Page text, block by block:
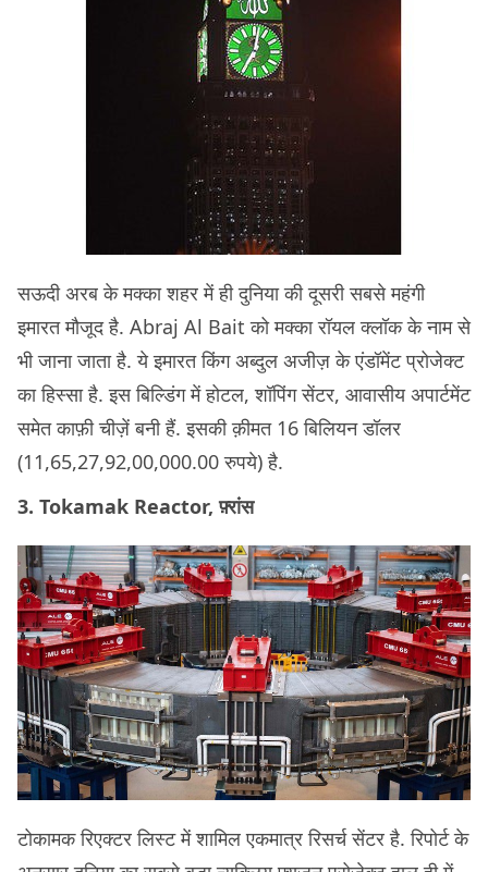
सऊदी अरब के मक्का शहर में ही दुनिया की दूसरी सबसे महंगी
इमारत मौजूद है. Abraj Al Bait को मक्का रॉयल क्लॉक के नाम से
भी जाना जाता है. ये इमारत किंग अब्दुल अजीज़ के एंडॉमेंट प्रोजेक्ट
का हिस्सा है. इस बिल्डिंग में होटल, शॉपिंग सेंटर, आवासीय अपार्टमेंट
समेत काफ़ी चीज़ें बनी हैं. इसकी क़ीमत 16 बिलियन डॉलर
(11,65,27,92,00,000.00 रुपये) है.
3. Tokamak Reactor, फ़्रांस
टोकामक रिएक्टर लिस्ट में शामिल एकमात्र रिसर्च सेंटर है. रिपोर्ट के